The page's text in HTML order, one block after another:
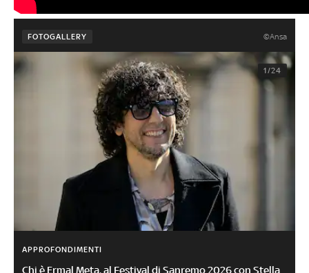
FOTOGALLERY ©Ansa
1/24
APPROFONDIMENTI
Chi è Ermal Meta, al Festival di Sanremo 2026 con Stella